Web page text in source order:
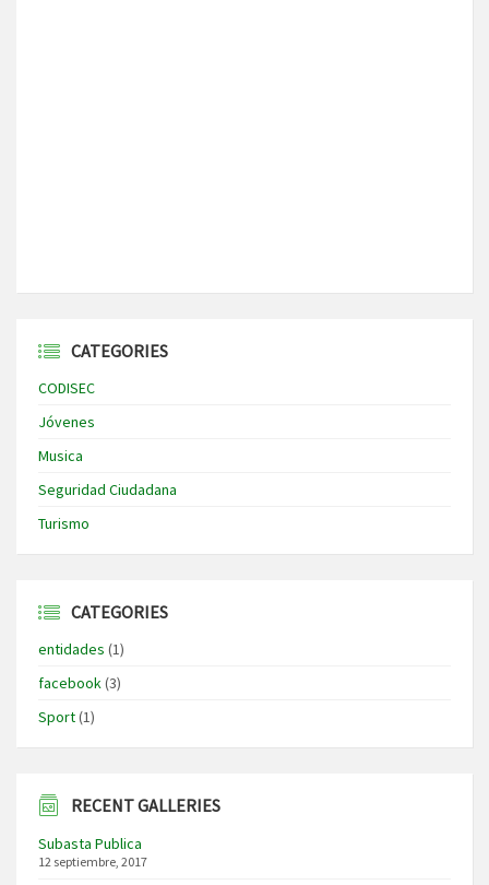
CATEGORIES
CODISEC
Jóvenes
Musica
Seguridad Ciudadana
Turismo
CATEGORIES
entidades (1)
facebook(3)
Sport(1)
RECENT GALLERIES
Subasta Publica
12 septiembre, 2017